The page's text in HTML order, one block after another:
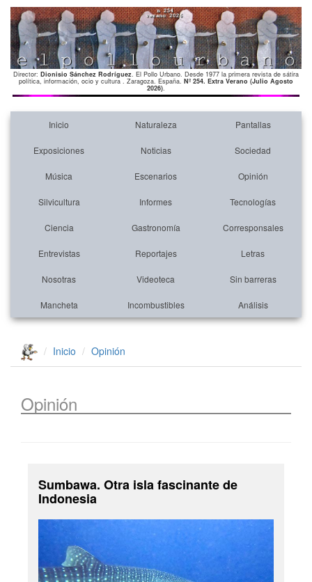
Director: Dionisio Sánchez Rodríguez. El Pollo Urbano. Desde 1977 la primera revista de sátira
política, información, ocio y cultura . Zaragoza. España. Nº 254. Extra Verano (Julio Agosto
2026).
Inicio Naturaleza Pantallas
Exposiciones Noticias Sociedad
Música Escenarios Opinión
Silvicultura Informes Tecnologías
Ciencia Gastronomía Corresponsales
Entrevistas Reportajes Letras
Nosotras Videoteca Sin barreras
Mancheta Incombustibles Análisis
Inicio Opinión
Opinión
Sumbawa. Otra isla fascinante de
Indonesia